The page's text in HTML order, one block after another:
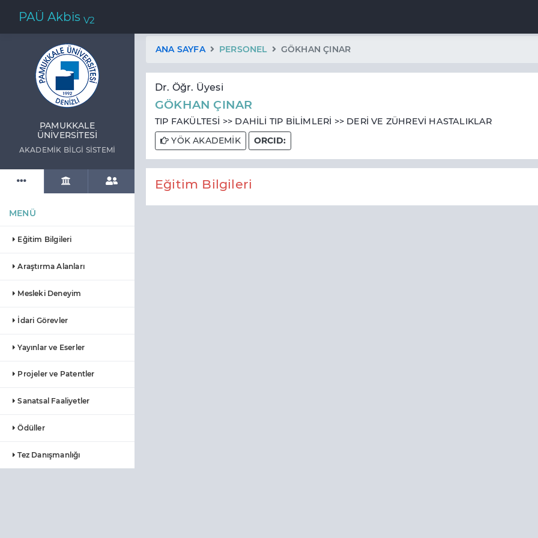
PAÜ Akbis V2
PAMUKKALE
ÜNIVERSITESI
AKADEMIK BILGI SISTEMI
MENÜ
Eğitim Bilgileri
Araştırma Alanları
Mesleki Deneyim
İdari Görevler
Yayınlar ve Eserler
Projeler ve Patentler
Sanatsal Faaliyetler
Ödüller
Tez Danışmanlığı
ANA SAYFA PERSONEL GÖKHAN ÇINAR
Dr. Öğr. Üyesi
GÖKHAN ÇINAR
TIP FAKÜLTESİ >> DAHİLİ TIP BİLİMLERİ >> DERİ VE ZÜHREVİ HASTALIKLAR
YÖK AKADEMİK
ORCID:
Eğitim Bilgileri